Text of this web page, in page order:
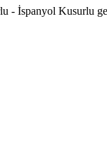
- İspanyol Kusurlu